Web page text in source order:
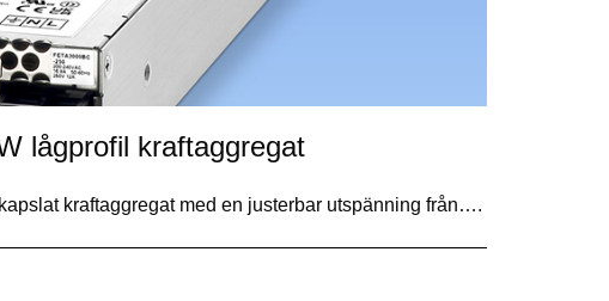
lågprofil kraftaggregat
kraftaggregat med en justerbar utspänning från….